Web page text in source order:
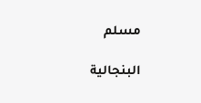
مسلم
البنجالية